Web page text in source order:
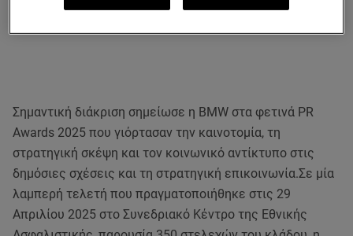
Σημαντική διάκριση σημείωσε η BMW στα φετινά PR
Awards 2025 που γιόρτασαν την καινοτομία, τη
στρατηγική σκέψη και τον κοινωνικό αντίκτυπο στις
δημόσιες σχέσεις και τη στρατηγική επικοινωνία.Σε μία
λαμπερή τελετή που πραγματοποιήθηκε στις 29
Απριλίου 2025 στο Συνεδριακό Κέντρο της Εθνικής